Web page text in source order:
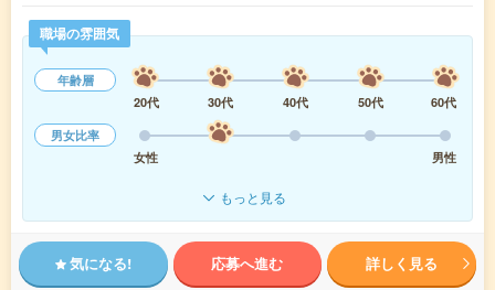
職場の雰囲気
年齢層
20代
30代 40代 50代
60代
男女比率
女性
男性
もっと見る
気になる! 応募へ進む 詳しく見る